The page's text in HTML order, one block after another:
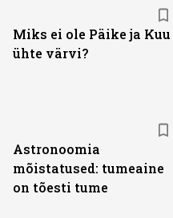
Miks ei ole Päike ja Kuu
ühte värvi?
Astronoomia
mõistatused: tumeaine
on tõesti tume